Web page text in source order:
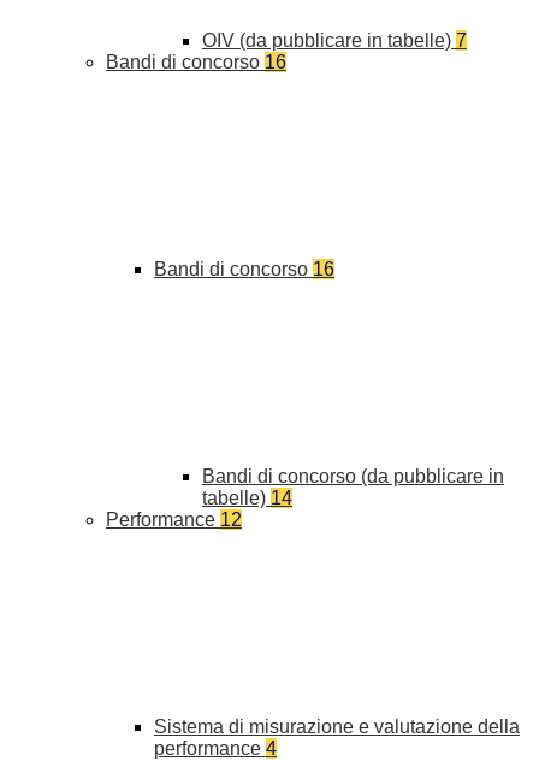
OIV (da pubblicare in tabelle) 7
Bandi di concorso 16
Bandi di concorso 16
Bandi di concorso (da pubblicare in
tabelle) 14
Performance 12
Sistema di misurazione e valutazione della
performance 4